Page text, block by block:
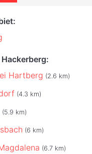
Hartberg (2.6 km)
(4.3 km)
(5.9 km)
(6 km)
(6.7 km)